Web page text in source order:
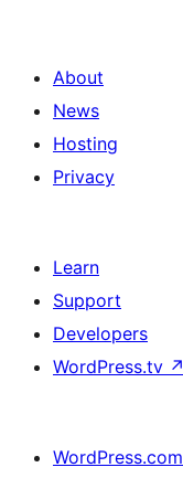
About
News
Hosting
Privacy
Learn
Support
Developers
WordPress.tv ↗
WordPress.com